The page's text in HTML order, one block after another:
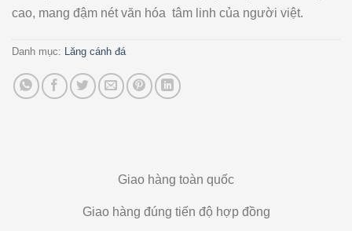
cao, mang đậm nét văn hóa tâm linh của người việt.
Danh mục: Lăng cánh đá
Giao hàng toàn quốc
Giao hàng đúng tiến độ hợp đồng